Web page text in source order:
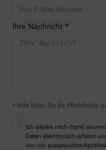
Ihre Nachricht *
* Bitte füllen Sie die Pflichtfelder
Ich erkläre mich damit
Daten elektronisch erfasst
von mir ausgesuchte